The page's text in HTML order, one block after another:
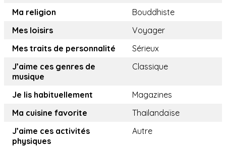
Ma religion
Bouddhiste
Mes loisirs
Voyager
Mes traits de personnalité
Sérieux
J’aime ces genres de
musique
Classique
Je lis habituellement
Magazines
Ma cuisine favorite
Thailandaïse
J’aime ces activités
physiques
Autre